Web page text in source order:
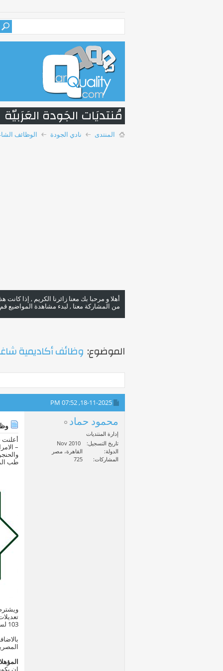
مُنتديَات الجَودة العَرَبيّة
المنتدى نادي الجودة الوظائف
أهلا و مرحبا بك معنا زائرنا الكريم , إذا كانت
من المشاركة معنا , لبدء مشاهدة المواضيع قم
الموضوع: وظائف أكاديمية
18-11-2025,
07:52 PM
محمود حماد
إدارة المنتديات
تاريخ التسجيل
Nov 2010
الدولة
القاهرة، مصر
المشاركات
725
أعلنت
–
طب
103 لسنة 1961 وكدذا قانون تنظيم الجامعات رقم 49 لسنة 1972 التقدم لوظيفة معلن عنها مماثلة لوظيفته فى جامعة اخرى
ان